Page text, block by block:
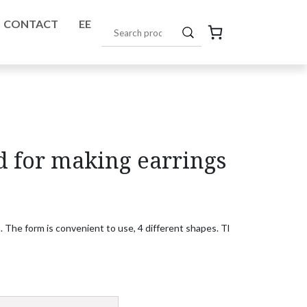
CONTACT EE
for making earrings
The form is convenient to use, 4 different shapes. The dimensions of